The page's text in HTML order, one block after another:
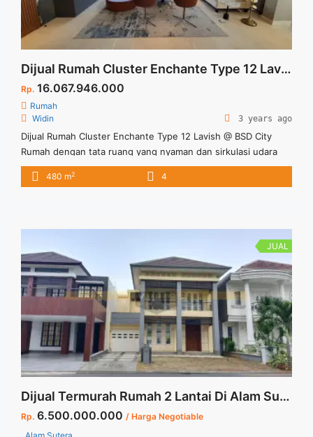
Dijual Rumah Cluster Enchante Type 12 Lavish at BSD City
Rp. 16.067.946.000
Rumah
Widin
3 years ago
Dijual Rumah Cluster Enchante Type 12 Lavish @ BSD City
Rumah dengan tata ruang yang nyaman dan sirkulasi udara
dan pencahayaan maksimal untuk kenyamanan dan
peghuninya. Cluster Echante ini terletak di lokasi yang sangat
menghubungi Marketing Cluster Enchante type 12 ... <a
title="Dijual Rumah Cluster Enchante Type 12 Lavish at BSD
City" class="read-more"
href="https://vasapro.com/property/dijual-rumah-cluster-
enchante-type-12-lavish-bsd-city/" aria-label="Read more
about Dijual Rumah Cluster Enchante Type 12 Lavish at BSD
City">Read more</a>
480 m2 4
JUAL
Dijual Termurah Rumah 2 Lantai Di Alam Sutera Cluster Sutera Palma Lokasi Sangat Strategis
Rp. 6.500.000.000 / Harga Negotiable